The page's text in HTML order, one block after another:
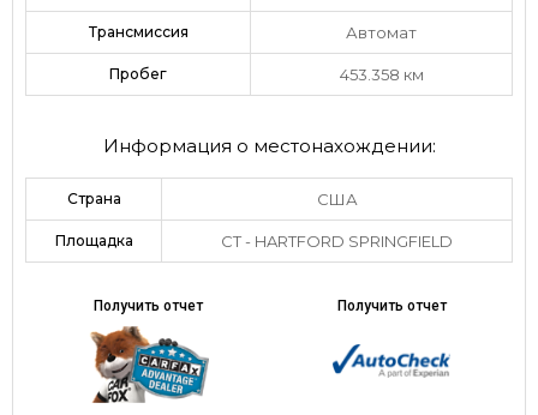
Трансмиссия Автомат
Пробег 453.358 км
Информация о местонахождении:
Страна США
Площадка CT - HARTFORD SPRINGFIELD
Получить отчет Получить отчет